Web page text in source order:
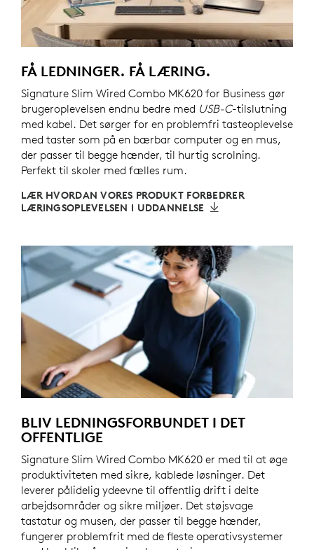
FÅ LEDNINGER. FÅ LÆRING.
Signature Slim Wired Combo MK620 for Business gør
brugeroplevelsen endnu bedre med USB-C-tilslutning
med kabel. Det sørger for en problemfri tasteoplevelse
med taster som på en bærbar computer og en mus,
der passer til begge hænder, til hurtig scrolning.
Perfekt til skoler med fælles rum.
LÆR HVORDAN VORES PRODUKT FORBEDRER
LÆRINGSOPLEVELSEN I UDDANNELSE
BLIV LEDNINGSFORBUNDET I DET
OFFENTLIGE
Signature Slim Wired Combo MK620 er med til at øge
produktiviteten med sikre, kablede løsninger. Det
leverer pålidelig ydeevne til offentlig drift i delte
arbejdsområder og sikre miljøer. Det støjsvage
tastatur og musen, der passer til begge hænder,
fungerer problemfrit med de fleste operativsystemer